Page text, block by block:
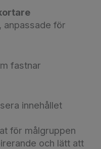
, anpassade för
fastnar
innehållet
för målgruppen
och lätt att